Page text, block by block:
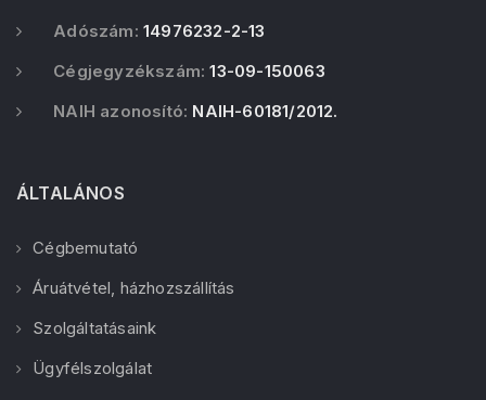
Adószám: 14976232-2-13
Cégjegyzékszám: 13-09-150063
NAIH azonosító: NAIH-60181/2012.
ÁLTALÁNOS
Cégbemutató
Áruátvétel, házhozszállítás
Szolgáltatásaink
Ügyfélszolgálat